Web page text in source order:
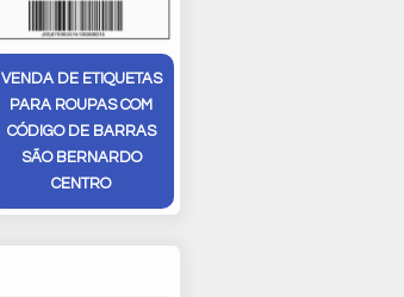
VENDA DE ETIQUETAS
PARA ROUPAS COM
CÓDIGO DE BARRAS
SÃO BERNARDO
CENTRO